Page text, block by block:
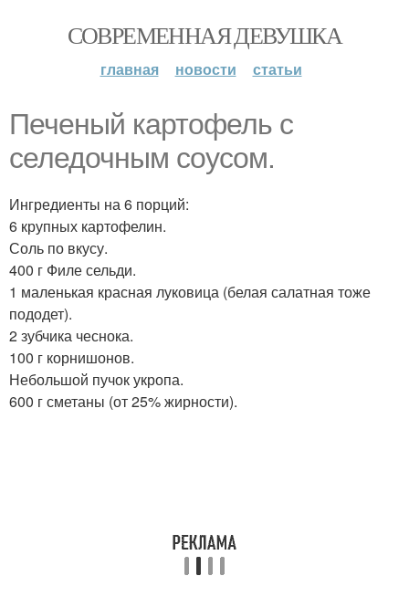
СОВРЕМЕННАЯ ДЕВУШКА
главная новости статьи
Печеный картофель с
селедочным соусом.
Ингредиенты на 6 порций:
6 крупных картофелин.
Соль по вкусу.
400 г Филе сельди.
1 маленькая красная луковица (белая салатная тоже
пододет).
2 зубчика чеснока.
100 г корнишонов.
Небольшой пучок укропа.
600 г сметаны (от 25% жирности).